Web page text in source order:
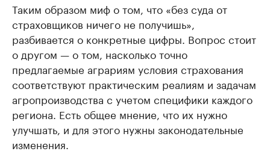
Таким образом миф о том, что «без суда от
страховщиков ничего не получишь»,
разбивается о конкретные цифры. Вопрос стоит
о другом — о том, насколько точно
предлагаемые аграриям условия страхования
соответствуют практическим реалиям и задачам
агропроизводства с учетом специфики каждого
региона. Есть общее мнение, что их нужно
улучшать, и для этого нужны законодательные
изменения.